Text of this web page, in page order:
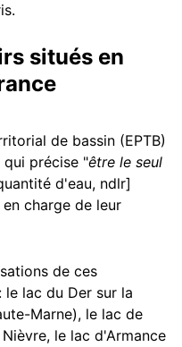
situés en
de bassin (EPTB)
qui précise "être le seul
d'eau, ndlr]
en charge de leur
de ces
lac du Der sur la
Marne), le lac de
le lac d'Armance